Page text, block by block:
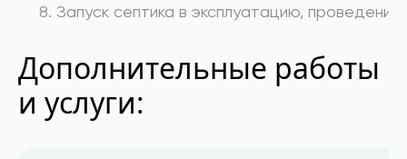
8. Запуск септика в эксплуатацию,
Дополнительные работы
и услуги: